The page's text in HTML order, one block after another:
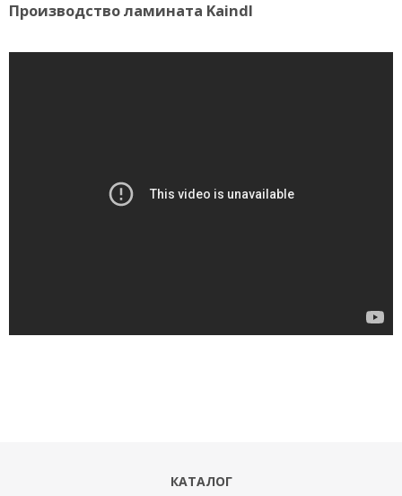
Производство ламината Kaindl
КАТАЛОГ